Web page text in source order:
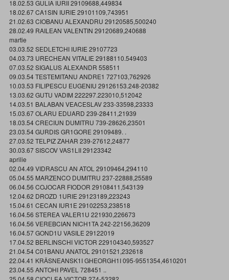
18.02.53 GULIA IURII 29109688,449834
18.02.67 CA1SIN IURIE 29101109,743951
21.02.63 CIOBANU ALEXANDRU 29120585,500240
28.02.49 RAILEAN VALENTIN 29120689,240688
martie
03.03.52 SEDLETCHI IURIE 29107723
04.03.73 URECHEAN VITALIE 29188110.549403
07.03.52 SIGALUS ALEXANDR 558511
09.03.54 TESTEMITANU ANDRE1 727103,762926
10.03.53 FILIPESCU EUGENIU 29126153.248-20382
13.03.62 GUTU VADIM 222297.223010,512042
14.03.51 BALABAN VEACESLAV 233-33598,23333
15.03.67 OLARU EDUARD 239-28411,21939
18.03.54 CRECIUN DUMITRU 739-28626,23501
23.03.54 GURDIS GR1GORE 29109489. .
27.03.52 TELPIZ ZAHAR 239-27612,24877
30.03.67 SISCOV VAS1LII 29123342
aprilie
02.04.49 VIDRASCU AN ATOL 29109464,294110
05.04.55 MARZENCO DUMITRU 237-22888,25589
06.04.56 COJOCAR FIODOR 29108411,543139
12.04.62 DROZD 1URIE 29123189,223243
15.04.61 CECAN IUR1E 29102253,238518
16.04.56 STEREA VALER1U 221930,226673
16.04.56 VEREBCIAN NICH1TA 242-22156,36209
16.04.57 GOND1U VASILE 29122019
17.04.52 BERLINSCHI VICTOR 229104340,593527
21.04.54 C01BANU ANATOL 29101521,232618
22.04.41 KRÂSNEANSK1I GHEORGH1I 095-9551354,4610201
23.04.55 ANTOHI PAVEL 728451 ..